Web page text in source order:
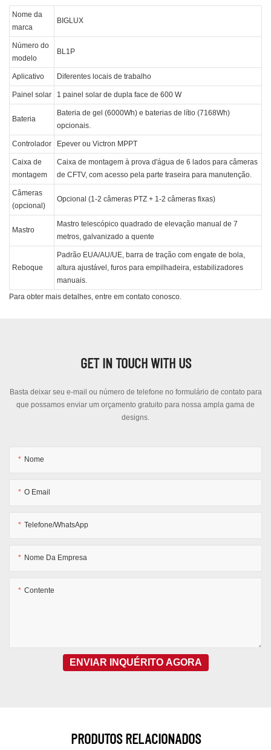
Nome da
marca
BIGLUX
Número do
modelo
BL1P
Aplicativo Diferentes locais de trabalho
Painel solar 1 painel solar de dupla face de 600 W
Bateria
Bateria de gel (6000Wh) e baterias de lítio (7168Wh)
opcionais.
Controlador Epever ou Victron MPPT
Caixa de
montagem
Caixa de montagem à prova d'água de 6 lados para câmeras
de CFTV, com acesso pela parte traseira para manutenção.
Câmeras
(opcional)
Opcional (1-2 câmeras PTZ + 1-2 câmeras fixas)
Mastro
Mastro telescópico quadrado de elevação manual de 7
metros, galvanizado a quente
Reboque
Padrão EUA/AU/UE, barra de tração com engate de bola,
altura ajustável, furos para empilhadeira, estabilizadores
manuais.
Para obter mais detalhes, entre em contato conosco.
GET IN TOUCH WITH US
Basta deixar seu e-mail ou número de telefone no formulário de contato para
que possamos enviar um orçamento gratuito para nossa ampla gama de
designs.
Nome
O Email
Telefone/WhatsApp
Nome Da Empresa
Contente
ENVIAR INQUÉRITO AGORA
PRODUTOS RELACIONADOS